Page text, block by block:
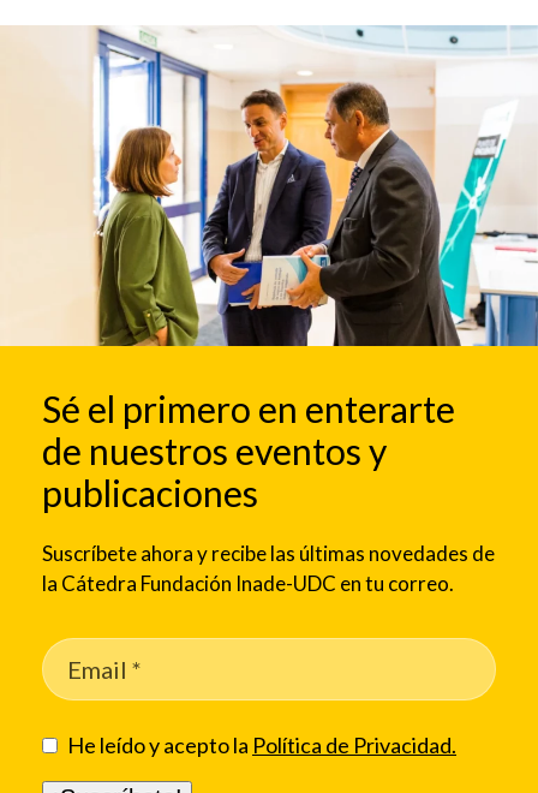
Sé el primero en enterarte
de nuestros eventos y
publicaciones
Suscríbete ahora y recibe las últimas novedades de
la Cátedra Fundación Inade-UDC en tu correo.
He leído y acepto la Política de Privacidad.